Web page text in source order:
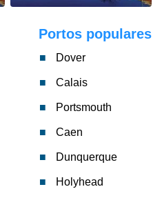
Portos populares
Dover
Calais
Portsmouth
Caen
Dunquerque
Holyhead